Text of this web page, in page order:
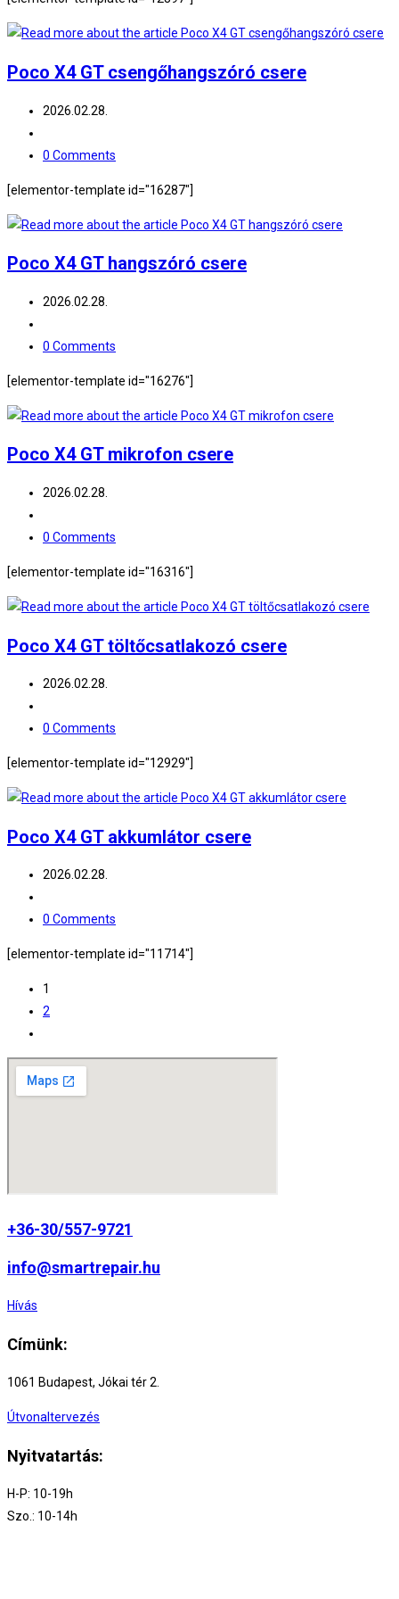
Poco X4 GT csengőhangszóró csere
Post
2026.02.28.
category:
Post
0 Comments
[elementor-template id="16287"]
Poco X4 GT hangszóró csere
Post
2026.02.28.
category:
Post
0 Comments
[elementor-template id="16276"]
Poco X4 GT mikrofon csere
Post
2026.02.28.
category:
Post
0 Comments
[elementor-template id="16316"]
Poco X4 GT töltőcsatlakozó csere
Post
2026.02.28.
category:
Post
0 Comments
[elementor-template id="12929"]
Poco X4 GT akkumlátor csere
Post
2026.02.28.
category:
Post
0 Comments
[elementor-template id="11714"]
1
2
to
the
next
+36-30/557-9721
info@smartrepair.hu
Hívás
Címünk:
1061 Budapest, Jókai tér 2.
Útvonaltervezés
Nyitvatartás:
H-P: 10-19h
Szo.: 10-14h